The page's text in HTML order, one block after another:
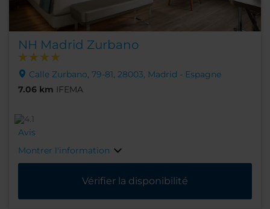
NH Madrid Zurbano
Calle Zurbano, 79-81, 28003, Madrid - Espagne
7.06 km IFEMA
Avis
Montrer l'information
Vérifier la disponibilité